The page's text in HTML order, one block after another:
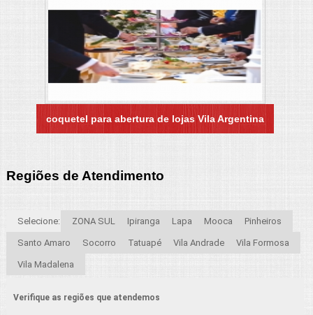
coquetel para abertura de lojas Vila Argentina
Regiões de Atendimento
Selecione: ZONA SUL Ipiranga Lapa Mooca Pinheiros
Santo Amaro Socorro Tatuapé Vila Andrade Vila Formosa
Vila Madalena
Verifique as regiões que atendemos